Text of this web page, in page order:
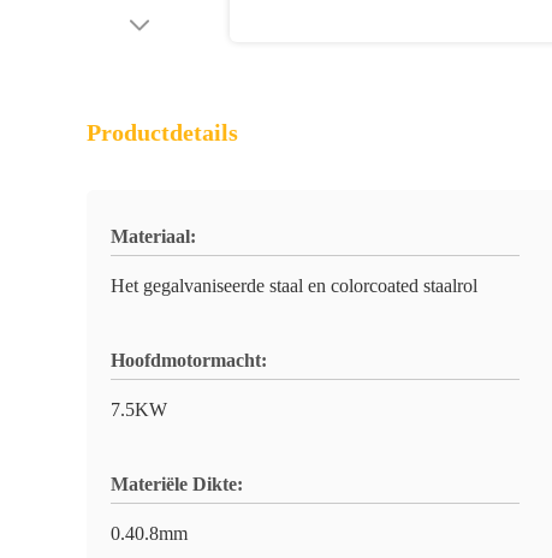
Productdetails
Materiaal:
Het gegalvaniseerde staal en colorcoated staalrol
Hoofdmotormacht:
7.5KW
Materiële Dikte:
0.40.8mm